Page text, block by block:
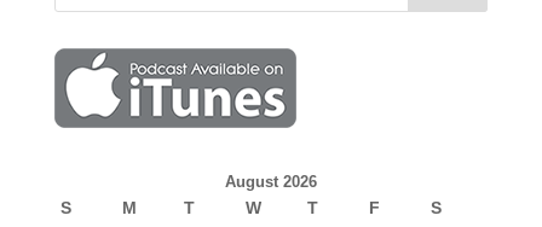
August 2026
S M T W T F
S